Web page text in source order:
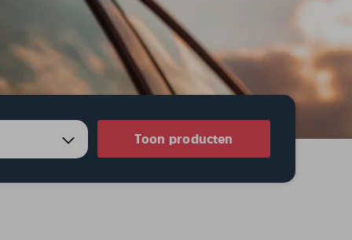
Toon producten